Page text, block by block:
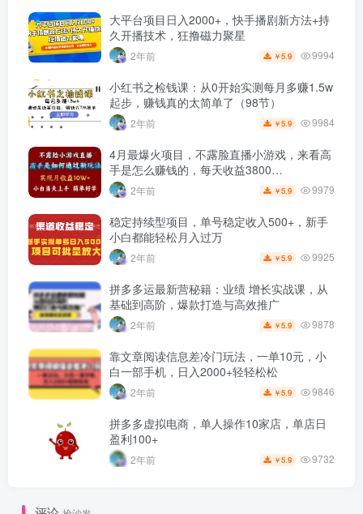
大平台项目日入2000+，快手播剧新方法+持
久开播技术，狂撸磁力聚星
2年前 ￥5.9 9994
小红书之检钱课：从0开始实测每月多赚1.5w
起步，赚钱真的太简单了（98节）
2年前 ￥5.9 9984
4月最爆火项目，不露脸直播小游戏，来看高
手是怎么赚钱的，每天收益3800…
2年前 ￥5.9 9979
稳定持续型项目，单号稳定收入500+，新手
小白都能轻松月入过万
2年前 ￥5.9 9925
拼多多运最新营秘籍：业绩 增长实战课，从
基础到高阶，爆款打造与高效推广
2年前 ￥5.9 9878
靠文章阅读信息差冷门玩法，一单10元，小
白一部手机，日入2000+轻轻松松
2年前 ￥5.9 9846
拼多多虚拟电商，单人操作10家店，单店日
盈利100+
2年前 ￥5.9 9732